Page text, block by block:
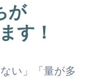
が
す！
い」「量が多